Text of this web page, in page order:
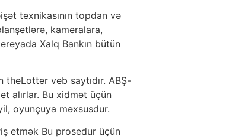
texnikasının topdan və
kameralara,
Xalq Bankın bütün
theLotter veb saytıdır. ABŞ-
alırlar. Bu xidmət üçün
oyunçuya məxsusdur.
etmək Bu prosedur üçün